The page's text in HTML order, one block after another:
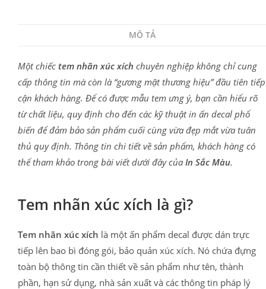
MÔ TẢ
Một chiếc tem nhãn xúc xích chuyên nghiệp không chỉ cung
cấp thông tin mà còn là “gương mặt thương hiệu” đầu tiên tiếp
cận khách hàng. Để có được mẫu tem ưng ý, bạn cần hiểu rõ
từ chất liệu, quy định cho đến các kỹ thuật in ấn decal phổ
biến để đảm bảo sản phẩm cuối cùng vừa đẹp mắt vừa tuân
thủ quy định. Thông tin chi tiết về sản phẩm, khách hàng có
thể tham khảo trong bài viết dưới đây của In Sắc Màu.
Tem nhãn xúc xích là gì?
Tem nhãn xúc xích là một ấn phẩm decal được dán trực
tiếp lên bao bì đóng gói, bảo quản xúc xích. Nó chứa đựng
toàn bộ thông tin cần thiết về sản phẩm như tên, thành
phần, hạn sử dụng, nhà sản xuất và các thông tin pháp lý